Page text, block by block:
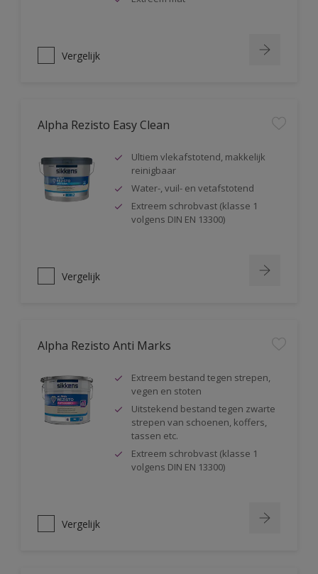
Vergelijk
Alpha Rezisto Easy Clean
Ultiem vlekafstotend, makkelijk
reinigbaar
Water-, vuil- en vetafstotend
Extreem schrobvast (klasse 1
volgens DIN EN 13300)
Vergelijk
Alpha Rezisto Anti Marks
Extreem bestand tegen strepen,
vegen en stoten
Uitstekend bestand tegen zwarte
strepen van schoenen, koffers,
tassen etc.
Extreem schrobvast (klasse 1
volgens DIN EN 13300)
Vergelijk